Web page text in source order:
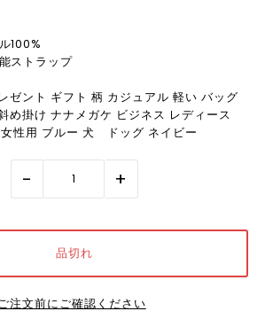
100%
ストラップ
ゼント ギフト 柄 カジュアル 軽い バッグ
め掛け ナナメガケ ビジネス レディース
性用 ブルー 犬 ドッグ ネイビー
- +
注文前にご確認ください